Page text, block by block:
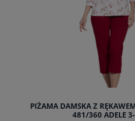
PIŻAMA DAMSKA Z
481/360 ADELE